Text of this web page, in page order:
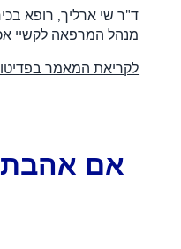
ד"ר שי ארליך, רופא
מנהל המרפאה לקשיי
לקריאת המאמר
אם